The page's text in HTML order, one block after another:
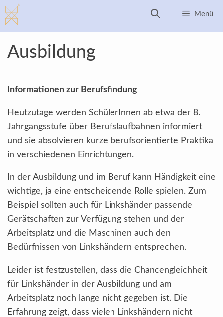
Zum
Inhalt
springen
Menü
Ausbildung
Informationen zur Berufsfindung
Heutzutage werden SchülerInnen ab etwa der 8.
Jahrgangsstufe über Berufslaufbahnen informiert
und sie absolvieren kurze berufsorientierte Praktika
in verschiedenen Einrichtungen.
In der Ausbildung und im Beruf kann Händigkeit eine
wichtige, ja eine entscheidende Rolle spielen. Zum
Beispiel sollten auch für Linkshänder passende
Gerätschaften zur Verfügung stehen und der
Arbeitsplatz und die Maschinen auch den
Bedürfnissen von Linkshändern entsprechen.
Leider ist festzustellen, dass die Chancengleichheit
für Linkshänder in der Ausbildung und am
Arbeitsplatz noch lange nicht gegeben ist. Die
Erfahrung zeigt, dass vielen Linkshändern nicht